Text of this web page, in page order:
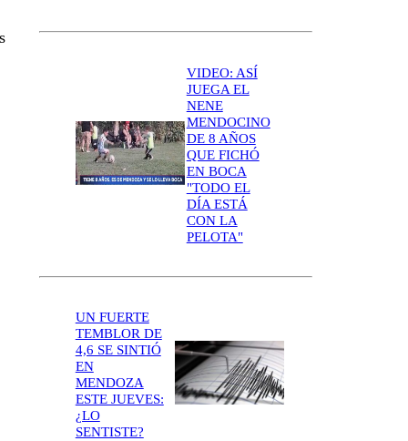
VIDEO: ASÍ
JUEGA EL
NENE
MENDOCINO
DE 8 AÑOS
QUE FICHÓ
EN BOCA
"TODO EL
DÍA ESTÁ
CON LA
PELOTA"
UN FUERTE
TEMBLOR DE
4,6 SE SINTIÓ
EN
MENDOZA
ESTE JUEVES:
¿LO
SENTISTE?